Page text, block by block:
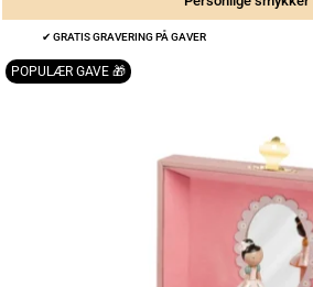
✔ GRATIS GRAVERING PÅ GAVER
POPULÆR GAVE 🎁